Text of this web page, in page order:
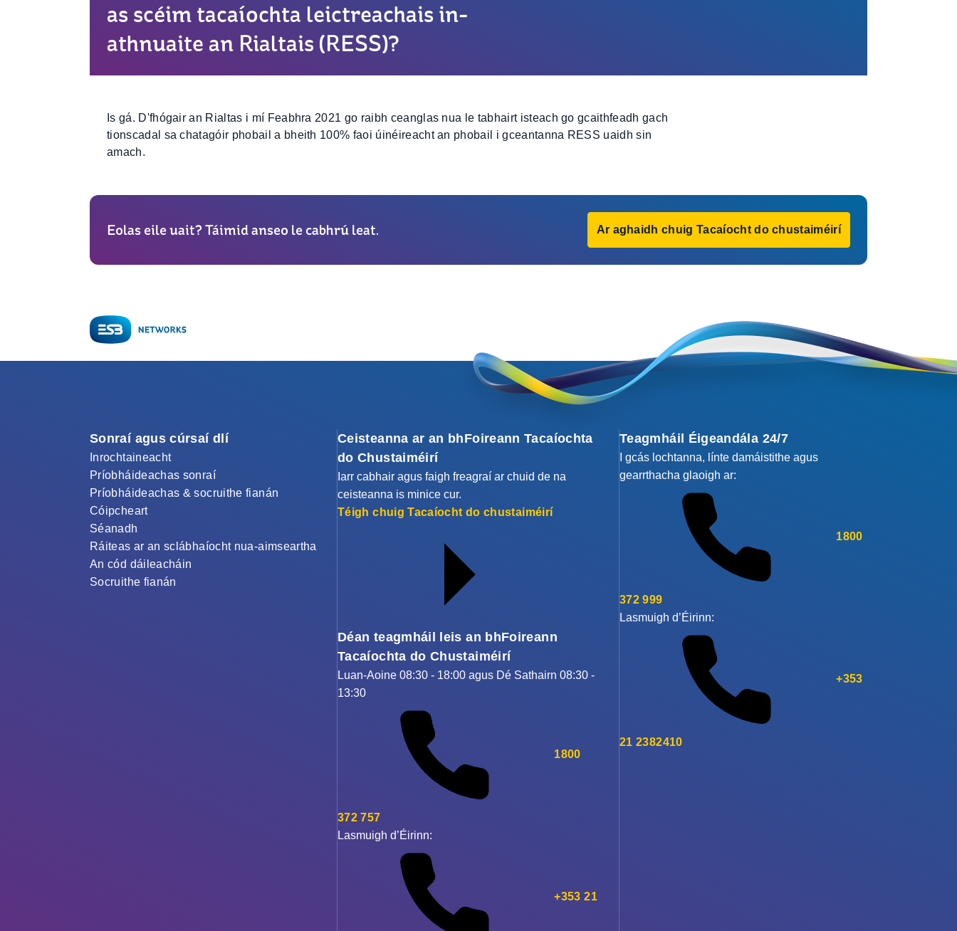
as scéim tacaíochta leictreachais in-
athnuaite an Rialtais (RESS)?
Is gá. D'fhógair an Rialtas i mí Feabhra 2021 go raibh ceanglas nua le tabhairt isteach go gcaithfeadh gach
tionscadal sa chatagóir phobail a bheith 100% faoi úinéireacht an phobail i gceantanna RESS uaidh sin
amach.
Eolas eile uait? Táimid anseo le cabhrú leat. Ar aghaidh chuig Tacaíocht do chustaiméirí
Sonraí agus cúrsaí dlí
Inrochtaineacht
Príobháideachas sonraí
Príobháideachas & socruithe fianán
Cóipcheart
Séanadh
Ráiteas ar an sclábhaíocht nua-aimseartha
An cód dáileacháin
Socruithe fianán
Ceisteanna ar an bhFoireann Tacaíochta
do Chustaiméirí
Iarr cabhair agus faigh freagraí ar chuid de na
ceisteanna is minice cur.
Téigh chuig Tacaíocht do chustaiméirí
Déan teagmháil leis an bhFoireann
Tacaíochta do Chustaiméirí
Luan-Aoine 08:30 - 18:00 agus Dé Sathairn 08:30 -
13:30
1800
372 757
Lasmuigh d’Éirinn:
+353 21
Teagmháil Éigeandála 24/7
I gcás lochtanna, línte damáistithe agus
gearrthacha glaoigh ar:
1800
372 999
Lasmuigh d’Éirinn:
+353
21 2382410